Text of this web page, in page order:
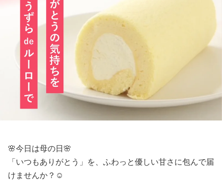
🌸今日は母の日🌸
「いつもありがとう」を、ふわっと優しい甘さに包んで届
けませんか？☺️